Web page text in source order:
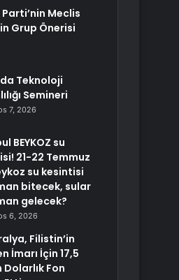
Meclis
Grup Önerisi
Teknoloji
Semineri
7, 2026
BEYKOZ su
21-22 Temmuz
su kesintisi
bitecek, sular
gelecek?
6, 2026
Filistin’in
İmarı İçin 17,5
Dolarlık Fon